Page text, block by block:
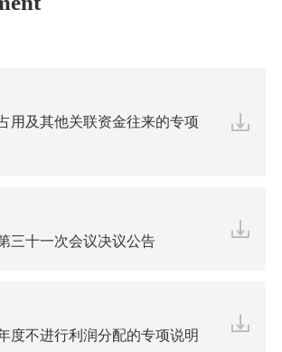
用及其他关联资金往来的专项
三十一次会议决议公告
度不进行利润分配的专项说明